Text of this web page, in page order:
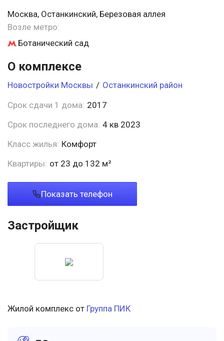
Москва, Останкинский, Березовая аллея
Возле метро:
Ботанический сад
О комплексе
Новостройки Москвы / Останкинский район
Срок сдачи 1 дома: 2017
Срок последнего дома: 4 кв 2023
Класс жилья: Комфорт
Квартиры: от 23 до 132 м²
Показать телефон
Застройщик
Жилой комплекс от Группа ПИК